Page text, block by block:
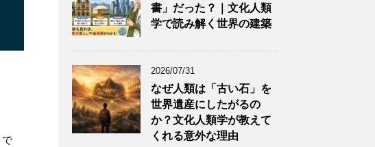
で
書」だった？｜文化人類
学で読み解く世界の建築
2026/07/31
なぜ人類は「古い石」を
世界遺産にしたがるの
か？文化人類学が教えて
くれる意外な理由